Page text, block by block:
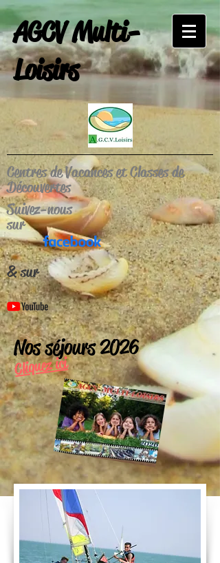
AGCV Multi-
Loisirs
Centres de Vacances et Classes de
Découvertes
Suivez-nous
sur
& sur
Nos séjours 2026
Cliquez ici